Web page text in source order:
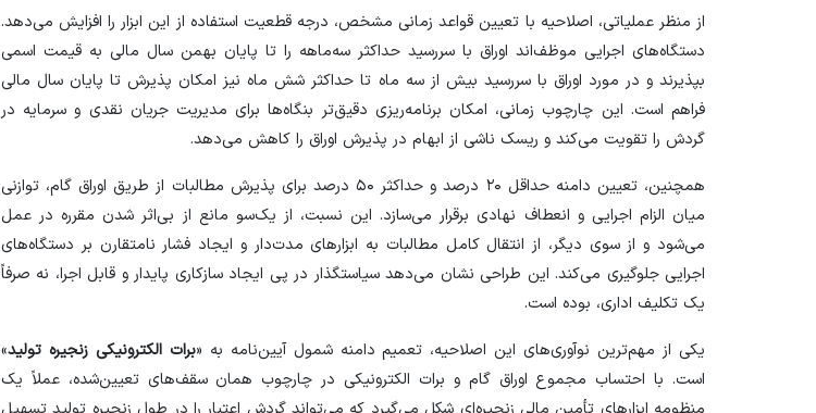
از منظر عملیاتی، اصلاحیه با تعیین قواعد زمانی مشخص، درجه قطعیت استفاده از این ابزار را افزایش می‌دهد.
دستگاه‌های اجرایی موظف‌اند اوراق با سررسید حداکثر سه‌ماهه را تا پایان بهمن سال مالی به قیمت اسمی
بپذیرند و در مورد اوراق با سررسید بیش از سه ماه تا حداکثر شش ماه نیز امکان پذیرش تا پایان سال مالی
فراهم است. این چارچوب زمانی، امکان برنامه‌ریزی دقیق‌تر بنگاه‌ها برای مدیریت جریان نقدی و سرمایه در
گردش را تقویت می‌کند و ریسک ناشی از ابهام در پذیرش اوراق را کاهش می‌دهد.
همچنین، تعیین دامنه حداقل ۲۰ درصد و حداکثر ۵۰ درصد برای پذیرش مطالبات از طریق اوراق گام، توازنی
میان الزام اجرایی و انعطاف نهادی برقرار می‌سازد. این نسبت، از یک‌سو مانع از بی‌اثر شدن مقرره در عمل
می‌شود و از سوی دیگر، از انتقال کامل مطالبات به ابزار‌های مدت‌دار و ایجاد فشار نامتقارن بر دستگاه‌های
اجرایی جلوگیری می‌کند. این طراحی‌ نشان می‌دهد سیاستگذار در پی ایجاد سازکاری پایدار و قابل اجرا، نه صرفاً
یک تکلیف اداری، بوده است.
یکی از مهم‌ترین نوآوری‌های این اصلاحیه، تعمیم دامنه شمول آیین‌نامه به «برات الکترونیکی زنجیره تولید»
است. با احتساب مجموع اوراق گام و برات الکترونیکی در چارچوب همان سقف‌های تعیین‌شده، عملاً یک